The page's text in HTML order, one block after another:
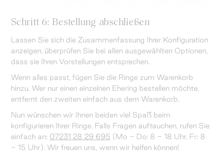
Schritt 6: Bestellung abschließen
Lassen Sie sich die Zusammenfassung Ihrer Konfiguration
anzeigen, überprüfen Sie bei allen ausgewählten Optionen,
dass sie Ihren Vorstellungen entsprechen.
Wenn alles passt, fügen Sie die Ringe zum Warenkorb
hinzu. Wer nur einen einzelnen Ehering bestellen möchte,
entfernt den zweiten einfach aus dem Warenkorb.
Nun wünschen wir Ihnen beiden viel Spaß beim
konfigurieren Ihrer Ringe. Falls Fragen auftauchen, rufen Sie
einfach an: 07231 28 29 695 (Mo - Do: 8 - 18 Uhr, Fr: 8
- 15 Uhr). Wir freuen uns, wenn wir helfen können!